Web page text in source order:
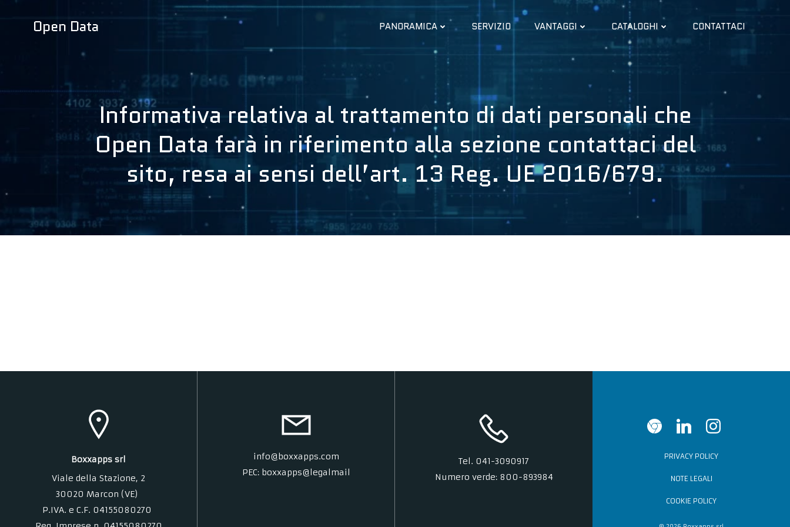
contenutoOpen Data PANORAMICA SERVIZIO VANTAGGI CATALOGHI CONTATTACI
Informativa relativa al trattamento di dati personali che
Open Data farà in riferimento alla sezione contattaci del
sito, resa ai sensi dell’art. 13 Reg. UE 2016/679.
Boxxapps srl
Viale della Stazione, 2
30020 Marcon (VE)
P.IVA. e C.F. 04155080270
info@boxxapps.com
PEC: boxxapps@legalmail
Tel. 041-3090917
Numero verde: 800-893984
PRIVACY POLICY
NOTE LEGALI
COOKIE POLICY